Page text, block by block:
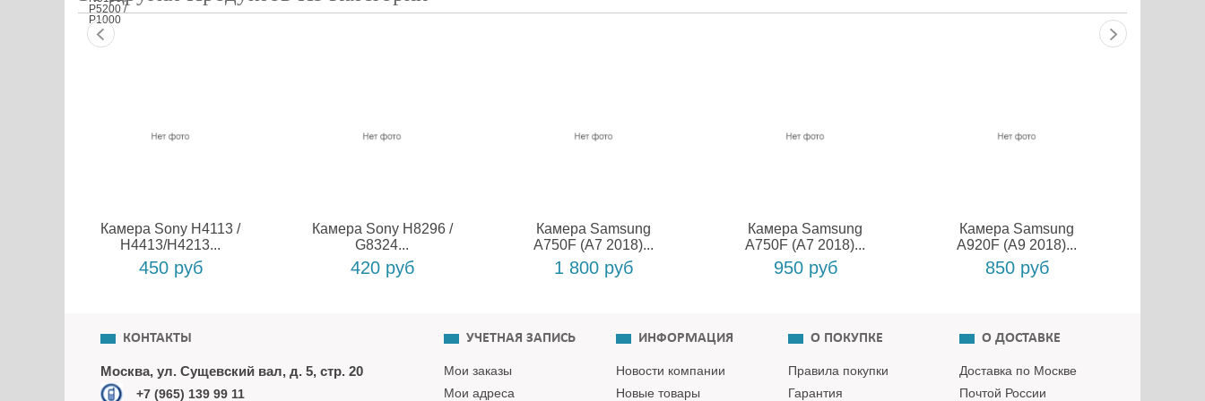
Камера Sony H4113 /
H4413/H4213...
450 руб
Камера Sony H8296 /
G8324...
420 руб
Камера Samsung
A750F (A7 2018)...
1 800 руб
Камера Samsung
A750F (A7 2018)...
950 руб
Камера Samsung
A920F (A9 2018)...
850 руб
КОНТАКТЫ
Москва, ул. Сущевский вал, д. 5, стр. 20
+7 (965) 139 99 11
УЧЕТНАЯ ЗАПИСЬ
Мои заказы
Мои адреса
ИНФОРМАЦИЯ
Новости компании
Новые товары
О ПОКУПКЕ
Правила покупки
Гарантия
О ДОСТАВКЕ
Доставка по Москве
Почтой России